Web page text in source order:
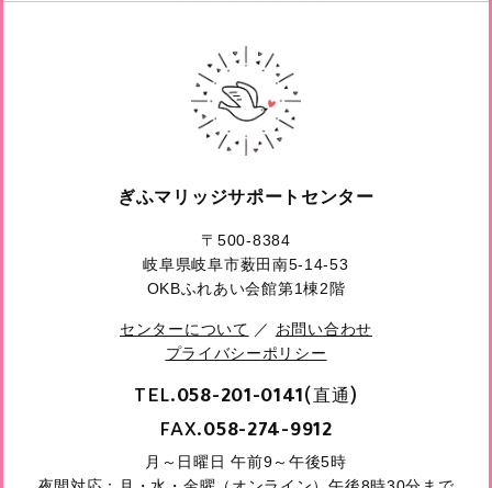
ぎふマリッジサポートセンター
〒500-8384
岐阜県岐阜市薮田南5-14-53
OKBふれあい会館第1棟2階
センターについて ／ お問い合わせ
プライバシーポリシー
TEL.058-201-0141(直通)
FAX.058-274-9912
月～日曜日 午前9～午後5時